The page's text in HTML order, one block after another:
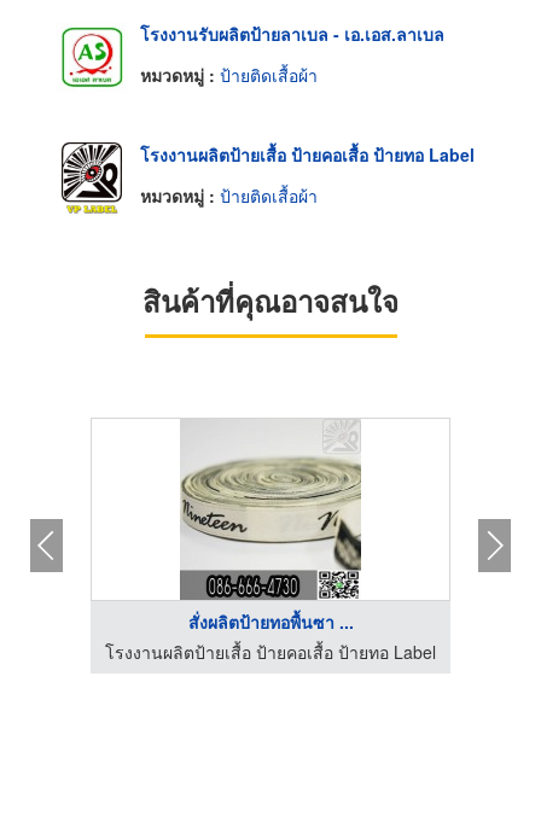
โรงงานรับผลิตป้ายลาเบล - เอ.เอส.ลาเบล
หมวดหมู่ : ป้ายติดเสื้อผ้า
โรงงานผลิตป้ายเสื้อ ป้ายคอเสื้อ ป้ายทอ Label
หมวดหมู่ : ป้ายติดเสื้อผ้า
สินค้าที่คุณอาจสนใจ
สั่งผลิตป้ายทอพื้นซา ...
โรงงานผลิตป้ายเสื้อ ป้ายคอเสื้อ ป้ายทอ Label